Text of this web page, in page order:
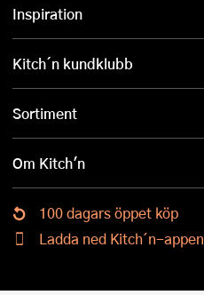
Inspiration
Kitch´n kundklubb
Sortiment
Om Kitch'n
100 dagars öppet köp
Ladda ned Kitch´n-appen